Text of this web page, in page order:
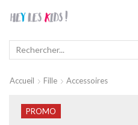
Accueil Fille Accessoires
PROMO